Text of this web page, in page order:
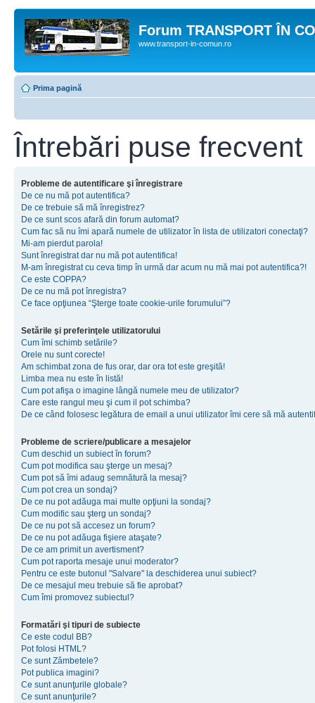
Forum TRANSPORT ÎN
www.transport-in-comun.ro
Prima pagină
Întrebări puse frecvent
Probleme de autentificare şi înregistrare
De ce nu mă pot autentifica?
De ce trebuie să mă înregistrez?
De ce sunt scos afară din forum automat?
Cum fac să nu îmi apară numele de utilizator în lista de utilizatori conectaţi?
Mi-am pierdut parola!
Sunt înregistrat dar nu mă pot autentifica!
M-am înregistrat cu ceva timp în urmă dar acum nu mă mai pot autentifica?!
Ce este COPPA?
De ce nu mă pot înregistra?
Ce face opţiunea “Şterge toate cookie-urile forumului”?
Setările şi preferinţele utilizatorului
Cum îmi schimb setările?
Orele nu sunt corecte!
Am schimbat zona de fus orar, dar ora tot este greşită!
Limba mea nu este în listă!
Cum pot afişa o imagine lângă numele meu de utilizator?
Care este rangul meu şi cum il pot schimba?
De ce când folosesc legătura de email a unui utilizator îmi cere să mă
Probleme de scriere/publicare a mesajelor
Cum deschid un subiect în forum?
Cum pot modifica sau şterge un mesaj?
Cum pot să îmi adaug semnătură la mesaj?
Cum pot crea un sondaj?
De ce nu pot adăuga mai multe opţiuni la sondaj?
Cum modific sau şterg un sondaj?
De ce nu pot să accesez un forum?
De ce nu pot adăuga fişiere ataşate?
De ce am primit un avertisment?
Cum pot raporta mesaje unui moderator?
Pentru ce este butonul "Salvare" la deschiderea unui subiect?
De ce mesajul meu trebuie să fie aprobat?
Cum îmi promovez subiectul?
Formatări şi tipuri de subiecte
Ce este codul BB?
Pot folosi HTML?
Ce sunt Zâmbetele?
Pot publica imagini?
Ce sunt anunţurile globale?
Ce sunt anunţurile?